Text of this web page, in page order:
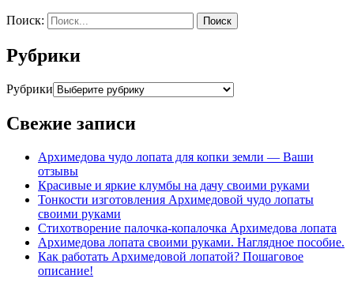
Поиск:
Рубрики
Рубрики
Свежие записи
Архимедова чудо лопата для копки земли — Ваши
отзывы
Красивые и яркие клумбы на дачу своими руками
Тонкости изготовления Архимедовой чудо лопаты
своими руками
Стихотворение палочка-копалочка Архимедова лопата
Архимедова лопата своими руками. Наглядное пособие.
Как работать Архимедовой лопатой? Пошаговое
описание!